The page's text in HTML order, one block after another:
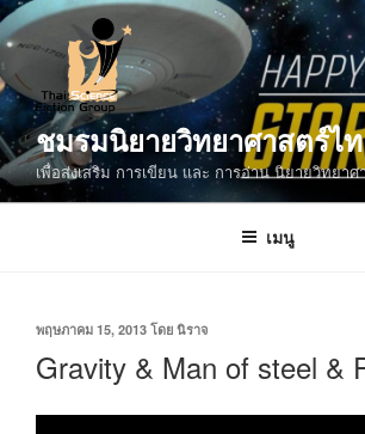
ข้าม
ไป
ยัง
บทความ
ชมรมนิยายวิทยาศาสตร์ไ
เพื่อส่งเสริม การเขียน และ การอ่าน นิยายวิทยา
เมนู
เขียน
ที่
พฤษภาคม 15, 2013 โดย นิราจ
Gravity & Man of steel &